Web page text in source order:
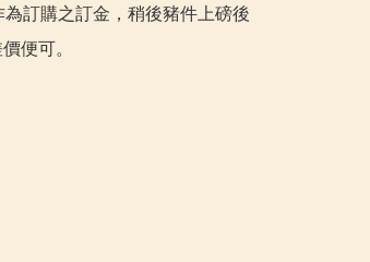
訂購之訂金，稍後豬件上磅後
便可。